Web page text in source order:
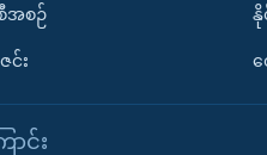
အစဉ်
င်း တွ
င်း